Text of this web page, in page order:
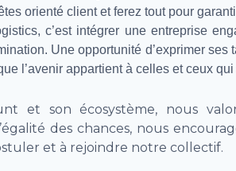
orienté client et ferez tout pour
c’est intégrer une entreprise
Une opportunité d’exprimer
l’avenir appartient à celles et ceux
et son écosystème, nous
des chances, nous
et à rejoindre notre collectif.